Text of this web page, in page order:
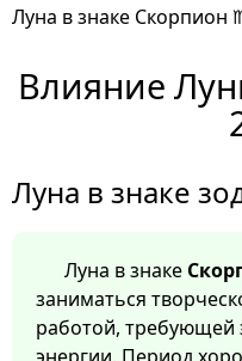
Луна в знаке Скорпион
Влияние
Луна в знаке
Луна в знаке
заниматься
работой, требующей